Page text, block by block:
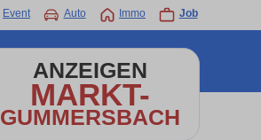
Event Auto Immo Job
ANZEIGEN
MARKT-
GUMMERSBACH